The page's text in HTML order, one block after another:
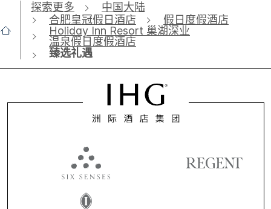
探索更多
中国大陆
合肥皇冠假日酒店
假日度假酒店
Holiday Inn Resort 巢湖深业
温泉假日度假酒店
臻选礼遇